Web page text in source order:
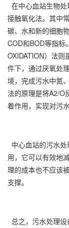
在中心血站生物
接触氧化法。其中
碳、水和新的细胞
COD和BOD等指标
OXIDATION）法
件下，通过厌氧处
境，完成污水中氮
法的原理是将A2/O
着作用，实现对污
中心血站的污水
用，它可以有效地
理的成本也不应该
支撑。
总之，污水处理